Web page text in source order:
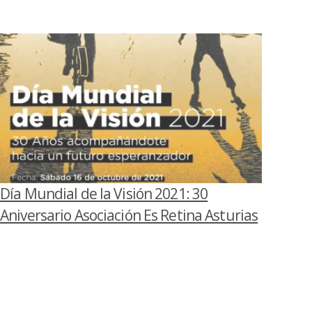
Día Mundial de la Visión 2021: 30
Aniversario Asociación Es Retina Asturias